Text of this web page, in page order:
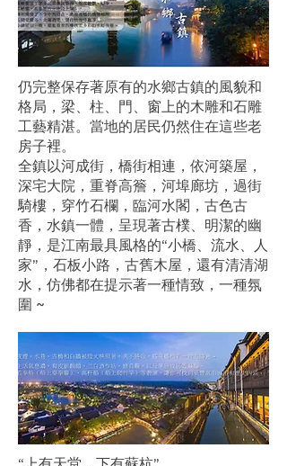
仍完整保存著原有的水鄉古鎮的風貌和
格局，梁、柱、門、窗上的木雕和石雕
工藝精湛。當地的居民仍然住在這些老
房子裡。
全鎮以河成街，橋街相連，依河築屋，
深宅大院，重脊高簷，河埠廊坊，過街
騎樓，穿竹石欄，臨河水閣，古色古
香，水鎮一體，呈現著古樸、明潔的幽
靜，是江南最具風格的“小橋、流水、人
家”，石板小路，古舊木屋，還有清清湖
水，仿佛都在提示著一種情致，一種氛
圍 ~